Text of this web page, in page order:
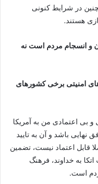
در شرایط کنونی
هستند.
و انسجام مردم است نه
امنیتی برخی کشورهای
و بی اعتمادی من به آمریکا
باشد و آن به تایید
قابل اعتماد نیست، تضمین
به خداوند، فرهنگ
است.